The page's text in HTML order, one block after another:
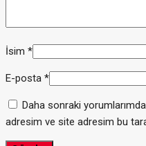
İsim *
E-posta *
Daha sonraki
adresim ve site adresim bu